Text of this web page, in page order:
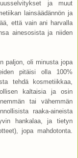
ja muut
lainsäädännön ja
että vain ani harvalla
ainesosista ja niiden
paljon, oli minusta jopa
pitäisi olla 100%
tehdä kosmetiikkaa,
kaltaisia ja osin
tai vähemmän
raaka-aineista
hankalaa, ja tietyn
jopa mahdotonta.